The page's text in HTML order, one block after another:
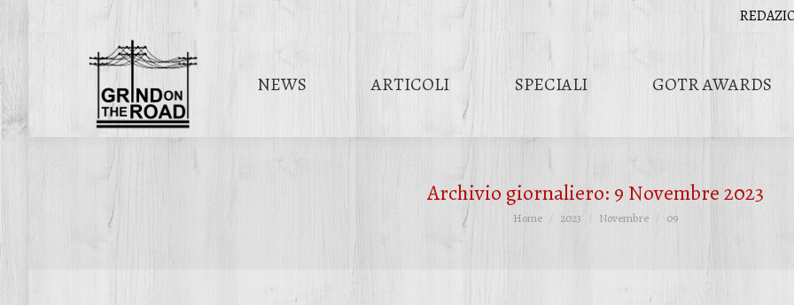
NEWS ARTICOLI SPECIALI GOTR AWARDS
Archivio giornaliero: 9 Novembre 2023
Tu sei qui:
Home 2023 Novembre 09